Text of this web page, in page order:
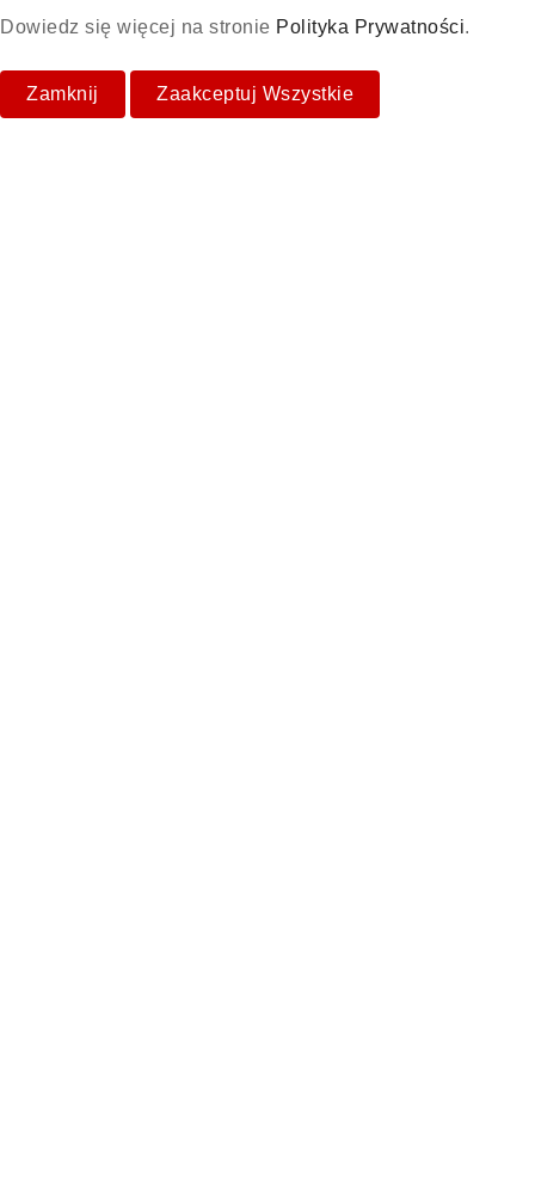
Dowiedz się więcej na stronie Polityka Prywatności.
Zamknij Zaakceptuj Wszystkie